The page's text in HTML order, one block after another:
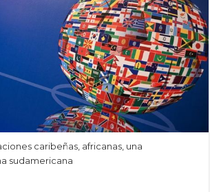
caribeñas, africanas, una
sudamericana